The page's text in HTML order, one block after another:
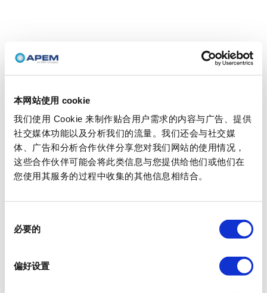
本网站使用 cookie
我们使用 Cookie 来制作贴合用户需求的内容与广告、提供
社交媒体功能以及分析我们的流量。我们还会与社交媒
体、广告和分析合作伙伴分享您对我们网站的使用情况，
这些合作伙伴可能会将此类信息与您提供给他们或他们在
您使用其服务的过程中收集的其他信息相结合。
必要的
偏好设置